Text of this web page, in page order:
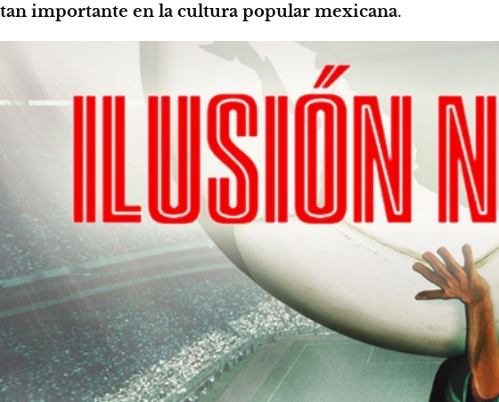
tan importante en la cultura popular mexicana.